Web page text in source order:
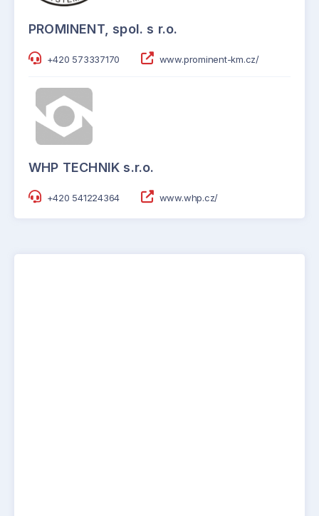
PROMINENT, spol. s r.o.
+420 573337170 www.prominent-km.cz/
WHP TECHNIK s.r.o.
+420 541224364 www.whp.cz/